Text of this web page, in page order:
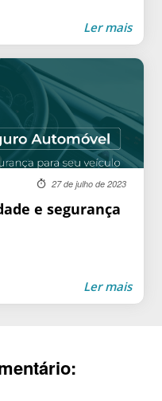
Ler mais
27 de julho de 2023
e segurança
Ler mais